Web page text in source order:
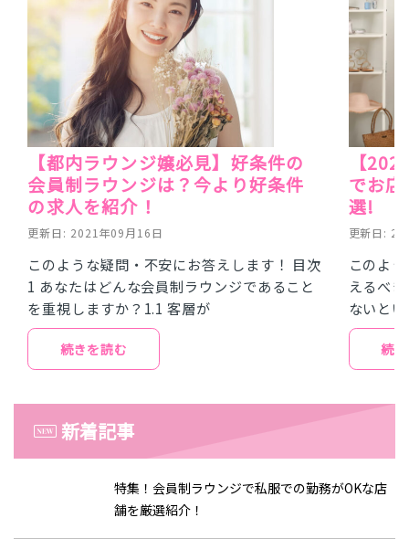
【都内ラウンジ嬢必見】好条件の
会員制ラウンジは？今より好条件
の求人を紹介！
更新日: 2021年09月16日
このような疑問・不安にお答えします！ 目次
1 あなたはどんな会員制ラウンジであること
を重視しますか？1.1 客層が
続きを読む
【
でお
選!
更新日:
このよ
えるべ
ないと
続
新着記事
特集！会員制ラウンジで私服での勤務がOKな店
舗を厳選紹介！